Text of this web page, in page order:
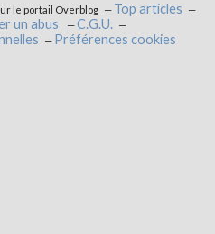
le portail Overblog
Top articles
un abus
C.G.U.
Préférences cookies